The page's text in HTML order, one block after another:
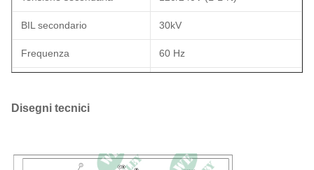
BIL secondario 30kV
Frequenza 60 Hz
Fluido isolante
Perdite a vuoto 60W
Disegni tecnici